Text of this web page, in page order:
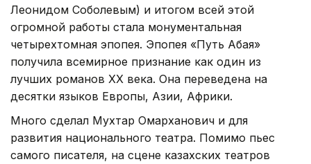
Леонидом Соболевым) и итогом всей этой
огромной работы стала монументальная
четырехтомная эпопея. Эпопея «Путь Абая»
получила всемирное признание как один из
лучших романов XX века. Она переведена на
десятки языков Европы, Азии, Африки.
Много сделал Мухтар Омарханович и для
развития национального театра. Помимо пьес
самого писателя, на сцене казахских театров